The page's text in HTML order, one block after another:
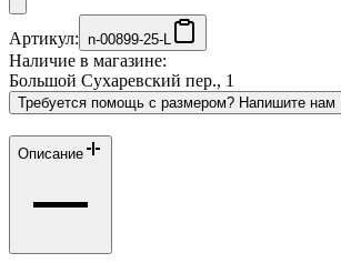
Артикул: n-00899-25-L
Наличие в магазине:
Большой Сухаревский пер., 1
Требуется помощь с размером? Напишите нам
Описание